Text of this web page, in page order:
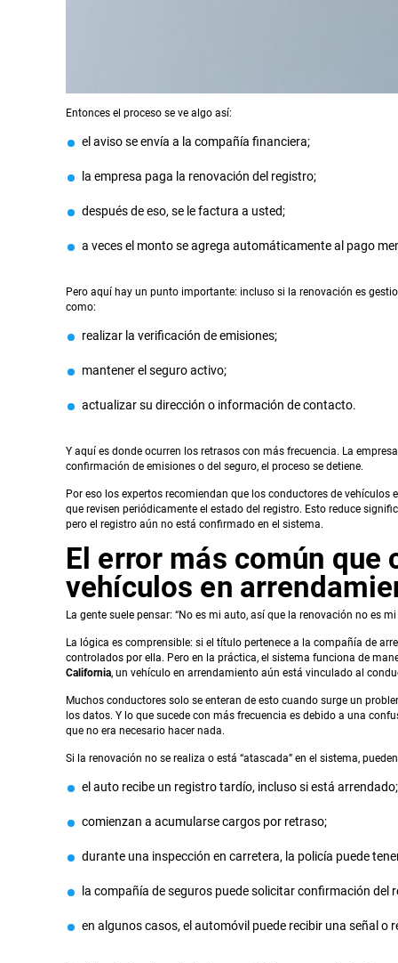
Entonces el proceso se ve algo así:
el aviso se envía a la compañía financiera;
la empresa paga la renovación del registro;
después de eso, se le factura a usted;
a veces el monto se agrega automáticamente al pago
Pero aquí hay un punto importante: incluso si la renovación es
como:
realizar la verificación de emisiones;
mantener el seguro activo;
actualizar su dirección o información de contacto.
Y aquí es donde ocurren los retrasos con más frecuencia. La
confirmación de emisiones o del seguro, el proceso se detiene.
Por eso los expertos recomiendan que los conductores de
que revisen periódicamente el estado del registro. Esto reduce
pero el registro aún no está confirmado en el sistema.
El error más común
vehículos en
La gente suele pensar: “No es mi auto, así que la renovación no es
La lógica es comprensible: si el título pertenece a la compañía de
controlados por ella. Pero en la práctica, el sistema funciona de
California, un vehículo en arrendamiento aún está vinculado al
Muchos conductores solo se enteran de esto cuando surge un
los datos. Y lo que sucede con más frecuencia es debido a una
que no era necesario hacer nada.
Si la renovación no se realiza o está “atascada” en el sistema,
el auto recibe un registro tardío, incluso si está arrendado;
comienzan a acumularse cargos por retraso;
durante una inspección en carretera, la policía puede
la compañía de seguros puede solicitar confirmación del
en algunos casos, el automóvil puede recibir una señal o